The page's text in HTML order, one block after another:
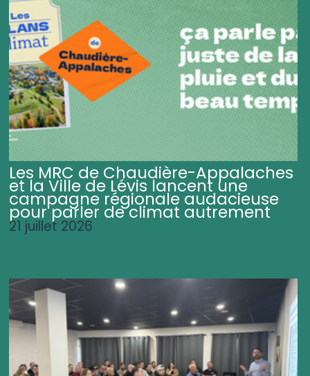
Les MRC de Chaudière-Appalaches
et la Ville de Lévis lancent une
campagne régionale audacieuse
pour parler de climat autrement
21 juillet 2026